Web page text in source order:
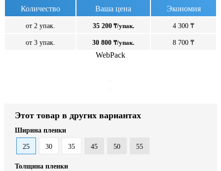
Количество Ваша цена Экономия
от 2 упак. 35 200₸/упак. 4 300 ₸
от 3 упак. 30 800 ₸/упак. 8 700 ₸
WebPack
Этот товар в других вариантах
Ширина пленки
25 30 35 45 50 55
Толщина пленки